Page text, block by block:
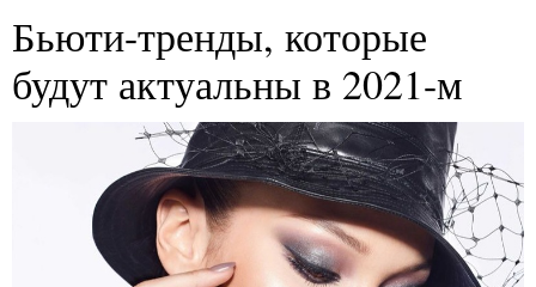
Бьюти-тренды, которые
будут актуальны в 2021-м